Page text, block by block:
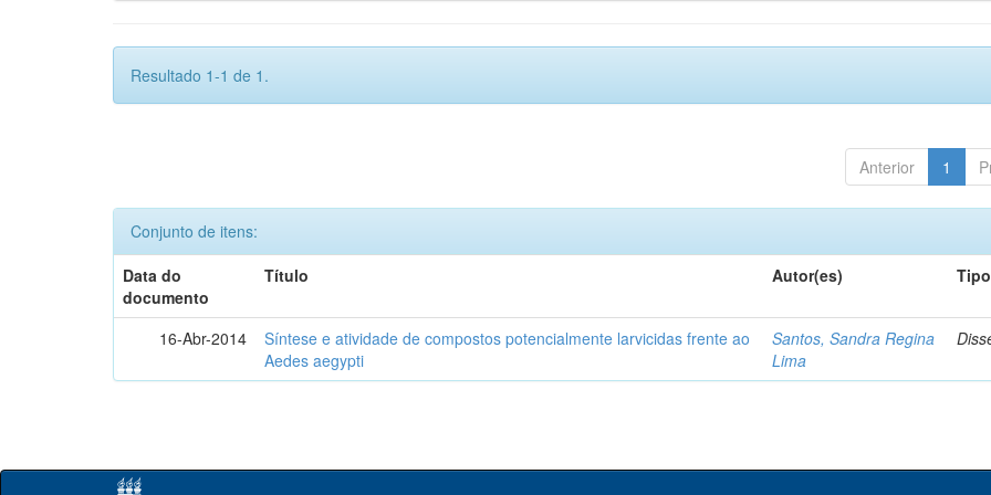
Resultado 1-1 de 1.
Anterior 1
Conjunto de itens:
Data do
documento
Título Autor(es) Tipo
16-Abr-2014
Síntese e atividade de compostos potencialmente larvicidas frente ao
Aedes aegypti
Santos, Sandra Regina
Lima